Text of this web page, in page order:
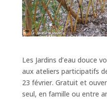
Les Jardins d’eau douce
aux ateliers participatifs
23 février. Gratuit et
seul, en famille ou entre